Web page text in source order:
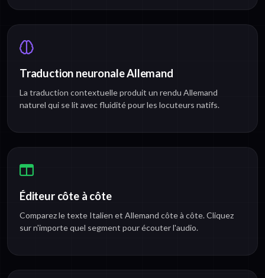
Traduction neuronale Allemand
La traduction contextuelle produit un rendu Allemand
naturel qui se lit avec fluidité pour les locuteurs natifs.
Éditeur côte à côte
Comparez le texte Italien et Allemand côte à côte. Cliquez
sur n'importe quel segment pour écouter l'audio.